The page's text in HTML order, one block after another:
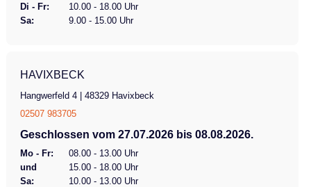
Di - Fr:
10.00 - 18.00 Uhr
Sa:
9.00 - 15.00 Uhr
HAVIXBECK
Hangwerfeld 4 | 48329 Havixbeck
02507 983705
Geschlossen vom 27.07.2026 bis 08.08.2026.
Mo - Fr:
08.00 - 13.00 Uhr
und
15.00 - 18.00 Uhr
Sa:
10.00 - 13.00 Uhr